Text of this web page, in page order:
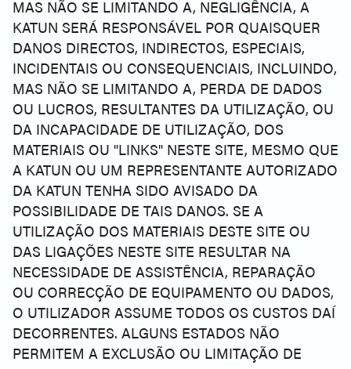
MAS NÃO SE LIMITANDO A, NEGLIGÊNCIA, A
KATUN SERÁ RESPONSÁVEL POR QUAISQUER
DANOS DIRECTOS, INDIRECTOS, ESPECIAIS,
INCIDENTAIS OU CONSEQUENCIAIS, INCLUINDO,
MAS NÃO SE LIMITANDO A, PERDA DE DADOS
OU LUCROS, RESULTANTES DA UTILIZAÇÃO, OU
DA INCAPACIDADE DE UTILIZAÇÃO, DOS
MATERIAIS OU "LINKS" NESTE SITE, MESMO QUE
A KATUN OU UM REPRESENTANTE AUTORIZADO
DA KATUN TENHA SIDO AVISADO DA
POSSIBILIDADE DE TAIS DANOS. SE A
UTILIZAÇÃO DOS MATERIAIS DESTE SITE OU
DAS LIGAÇÕES NESTE SITE RESULTAR NA
NECESSIDADE DE ASSISTÊNCIA, REPARAÇÃO
OU CORRECÇÃO DE EQUIPAMENTO OU DADOS,
O UTILIZADOR ASSUME TODOS OS CUSTOS DAÍ
DECORRENTES. ALGUNS ESTADOS NÃO
PERMITEM A EXCLUSÃO OU LIMITAÇÃO DE